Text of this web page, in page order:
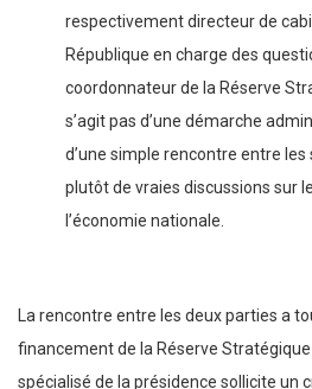
respectivement directeur de
République en charge des
coordonnateur de la Réserve
s’agit pas d’une démarche
d’une simple rencontre entre les
plutôt de vraies discussions sur
l’économie nationale.
La rencontre entre les deux parties a
financement de la Réserve Stratégique
spécialisé de la présidence sollicite un